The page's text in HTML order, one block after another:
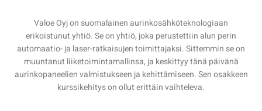
Valoe Oyj on suomalainen aurinkosähköteknologiaan
erikoistunut yhtiö. Se on yhtiö, joka perustettiin alun perin
automaatio- ja laser-ratkaisujen toimittajaksi. Sittemmin se on
muuntanut liiketoimintamallinsa, ja keskittyy tänä päivänä
aurinkopaneelien valmistukseen ja kehittämiseen. Sen osakkeen
kurssikehitys on ollut erittäin vaihteleva.